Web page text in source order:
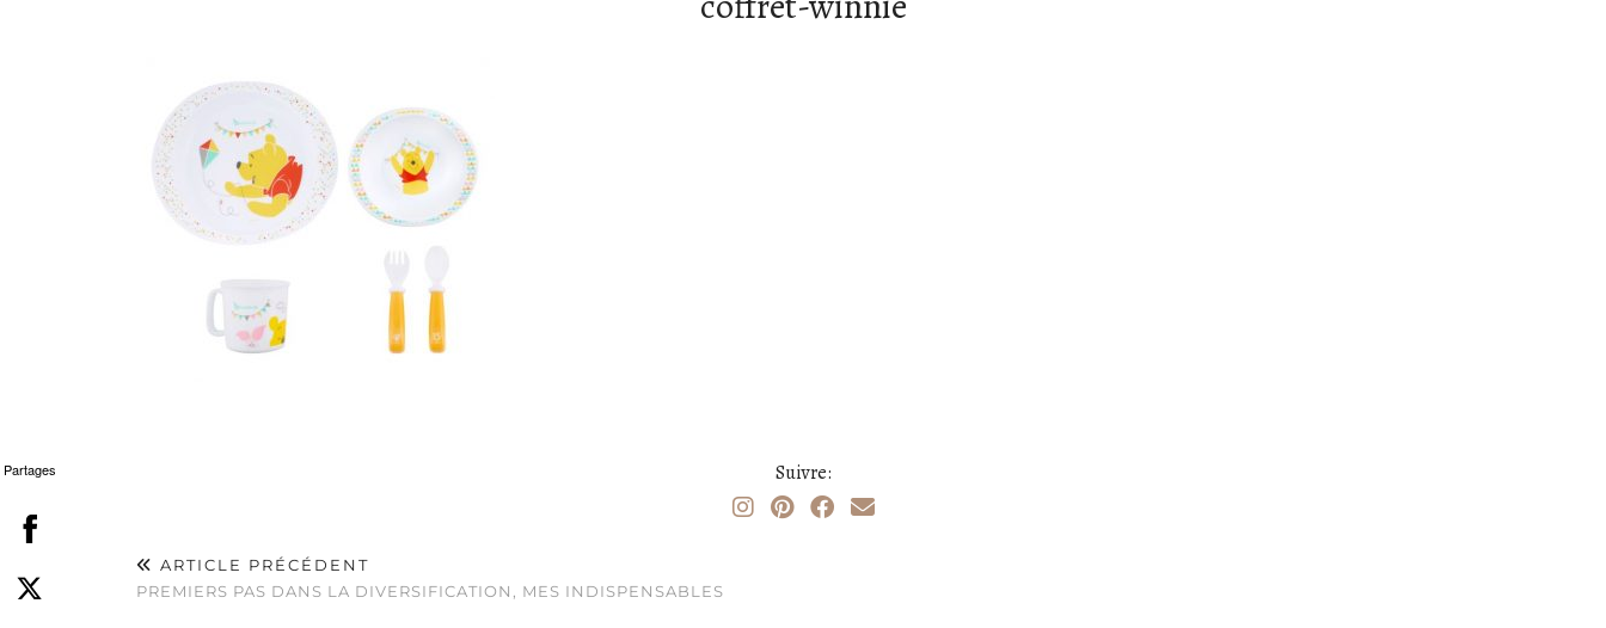
Suivre:
ARTICLE PRÉCÉDENT
PREMIERS PAS DANS LA DIVERSIFICATION, MES INDISPENSABLES
Partages